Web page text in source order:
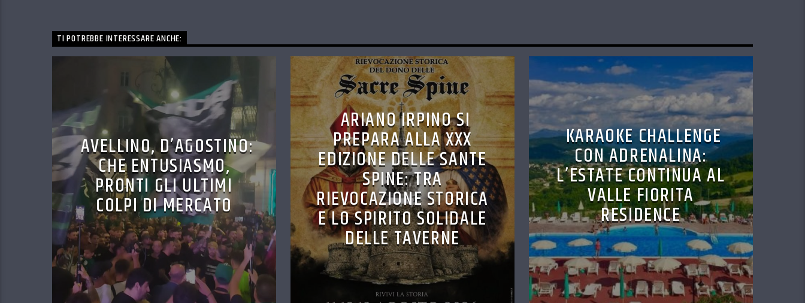
TI POTREBBE INTERESSARE ANCHE:
AVELLINO, D’AGOSTINO:
CHE ENTUSIASMO,
PRONTI GLI ULTIMI
COLPI DI MERCATO
ARIANO IRPINO SI
PREPARA ALLA XXX
EDIZIONE DELLE SANTE
SPINE: TRA
RIEVOCAZIONE STORICA
E LO SPIRITO SOLIDALE
DELLE TAVERNE
KARAOKE CHALLENGE
CON ADRENALINA:
L’ESTATE CONTINUA AL
VALLE FIORITA
RESIDENCE